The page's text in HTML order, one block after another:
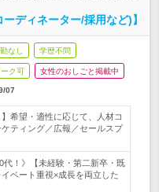
ディネーター/採用など)】
なし 学歴不問
ク可 女性のおしごと掲載中
07
希望・適性に応じて、人材コ
ティング／広報／セールスプ
代！》【未経験・第二新卒・既
ベート重視×成長を両立した